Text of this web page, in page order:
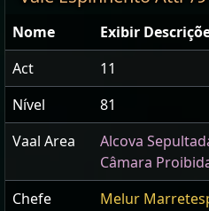
Nome
Exibir
Act
11
Nível
81
Vaal Area
Alcova
Câmara
Chefe
Melur